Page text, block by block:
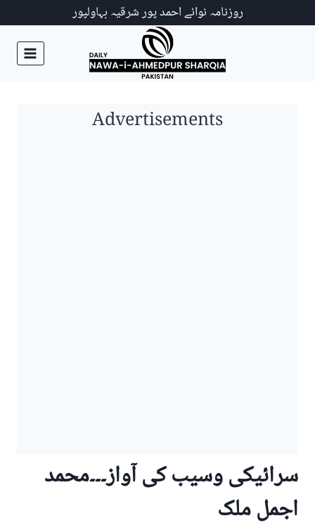
روزنامہ نوائے احمد پور شرقیہ بہاولپور
Advertisements
سرائیکی وسیب کی آواز۔۔۔محمد
اجمل ملک